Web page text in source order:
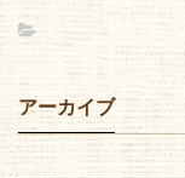
アーカイブ